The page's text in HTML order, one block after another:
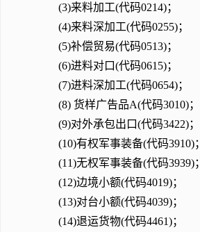
(3)来料加工(代码0214)；
(4)来料深加工(代码0255)；
(5)补偿贸易(代码0513)；
(6)进料对口(代码0615)；
(7)进料深加工(代码0654)；
(8) 货样广告品A(代码3010)；
(9)对外承包出口(代码3422)；
(10)有权军事装备(代码3910)；
(11)无权军事装备(代码3939)；
(12)边境小额(代码4019)；
(13)对台小额(代码4039)；
(14)退运货物(代码4461)；